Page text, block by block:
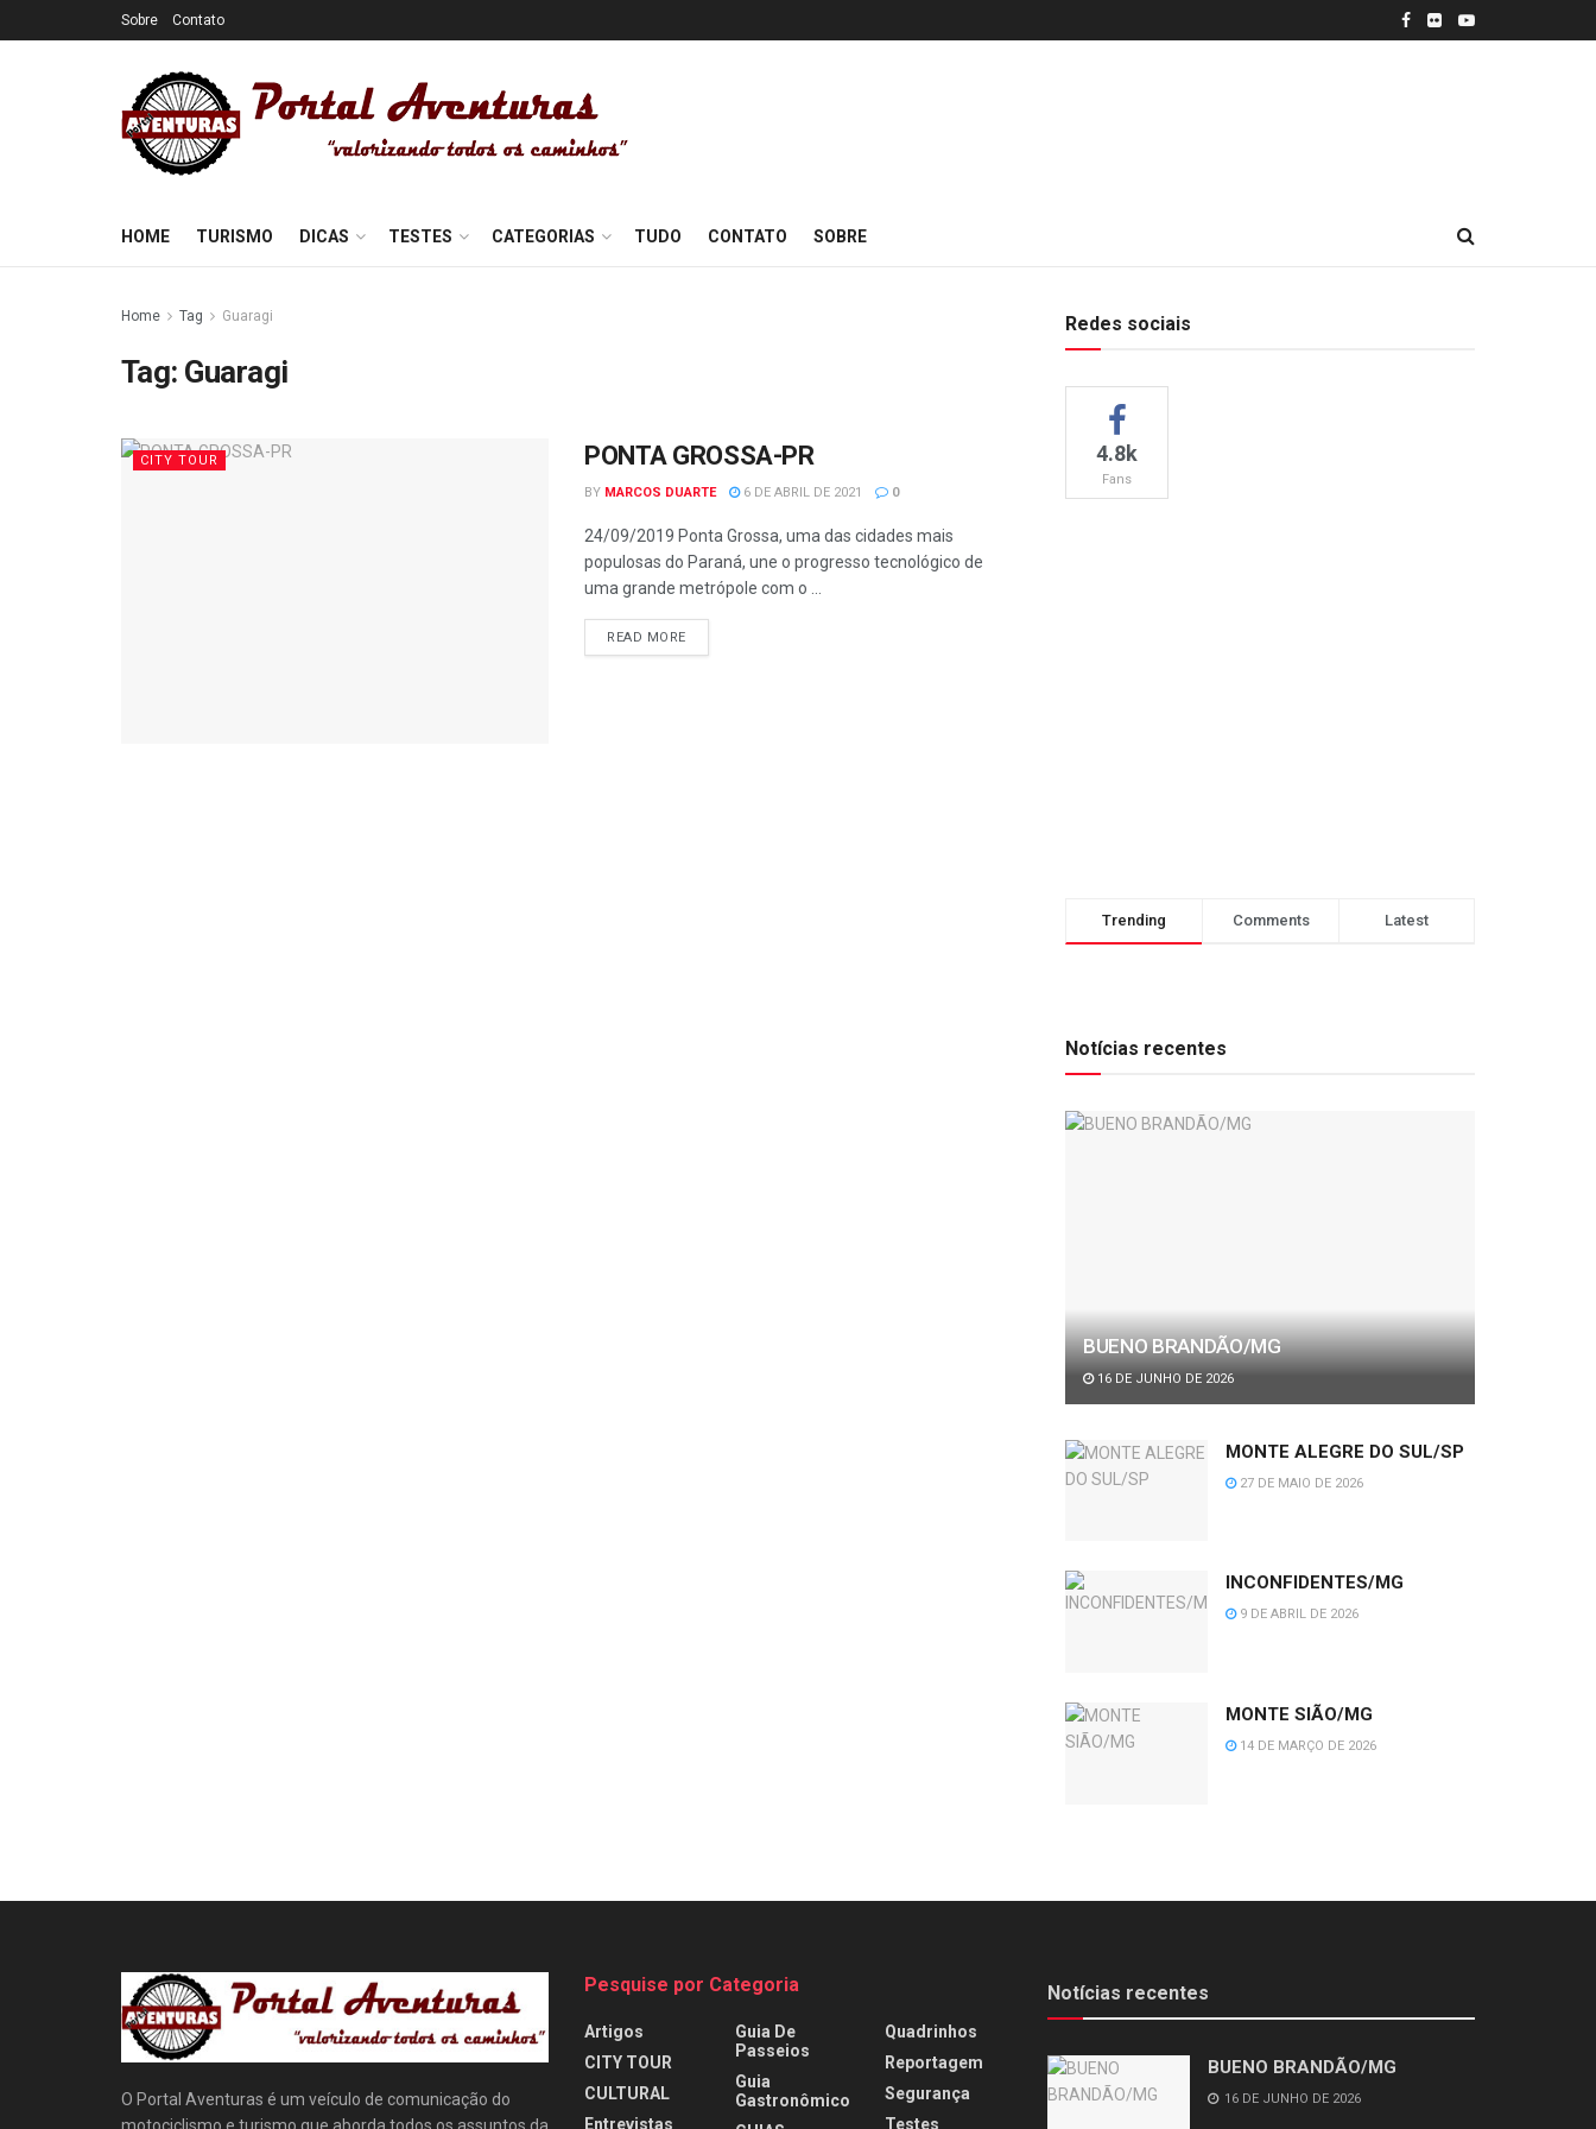
Sobre Contato
HOME TURISMO DICAS TESTES CATEGORIAS TUDO CONTATO SOBRE
Home Tag Guaragi
Tag: Guaragi
CITY TOUR PONTA GROSSA-PR
BY MARCOS DUARTE 6 DE ABRIL DE 2021 0
24/09/2019 Ponta Grossa, uma das cidades mais
populosas do Paraná, une o progresso tecnológico de
uma grande metrópole com o ...
READ MORE
Redes sociais
4.8k
Fans
Trending Comments Latest
Notícias recentes
BUENO BRANDÃO/MG
16 DE JUNHO DE 2026
MONTE ALEGRE DO SUL/SP
27 DE MAIO DE 2026
INCONFIDENTES/MG
9 DE ABRIL DE 2026
MONTE SIÃO/MG
14 DE MARÇO DE 2026
O Portal Aventuras é um veículo de comunicação do
Pesquise por Categoria
Artigos
CITY TOUR
CULTURAL
Entrevistas
Guia De
Passeios
Guia
Gastronômico
Quadrinhos
Reportagem
Segurança
Testes
Notícias recentes
BUENO BRANDÃO/MG
16 DE JUNHO DE 2026